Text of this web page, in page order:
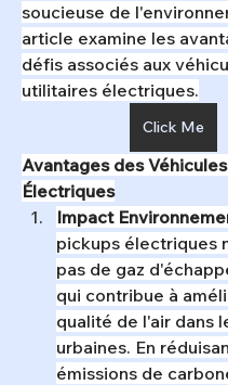
soucieuse de
article examine les
défis associés aux
utilitaires électriques.
Click Me
Avantages des
Électriques
Impact
pickups électriques
pas de gaz
qui contribue à
qualité de l'air dans
urbaines. En
émissions de